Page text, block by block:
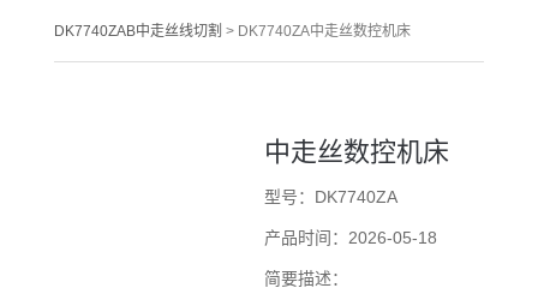
DK7740ZAB中走丝线切割 > DK7740ZA中走丝数控机床
中走丝数控机床
型号：DK7740ZA
产品时间：2026-05-18
简要描述：